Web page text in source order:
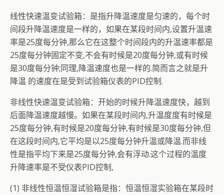
线性快速温变试验箱：是指升降温速度是匀速的，每个时
间段升降温速度是一样的，如果在某段时间内,设置升温速
率是25度每分钟,那么它在这整个时间段内的升温速率都是
25度每分钟固定不变,不会有时候是20度每分钟,或有时候
是30度每分钟;同理,降温速度也是一样的.简而言之就是升
降温 的速度在是受到试验箱仪表的PID控制.
非线性快速温变试验箱：开始的时候升降温速度快，越到
后面降温速度越慢。如果在某段时间内,升温度度有时候是
25度每分钟,有时候是20度每分钟,有时候是30度每分钟,但
在这段时间内,它平均是以25度每分钟升温或降温.而非线
性是指平均下来是25度每分钟,会有浮动.这个过程的温度
升降速率是不受仪表PID控制,
(1) 非线性恒温恒湿试验箱是指：恒温恒湿实验箱在某段时